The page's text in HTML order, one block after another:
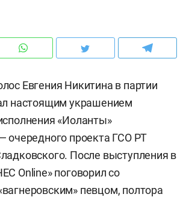
Евгения Никитина в партии
настоящим украшением
«Иоланты»
очередного проекта ГСО РТ
После выступления в
Online» поговорил со
певцом, полтора